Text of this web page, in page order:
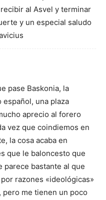
al Asvel y terminar
y un especial saludo
pase Baskonia, la
español, una plaza
aprecio al forero
vez que coindiemos en
la cosa acaba en
que le baloncesto que
parece bastante al que
razones «ideológicas»
pero me tienen un poco